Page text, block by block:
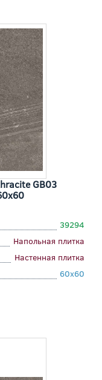
GB03
39294
Напольная плитка
Настенная плитка
60x60